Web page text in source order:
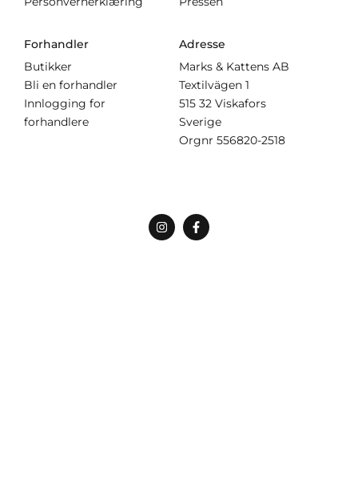
Forhandler
Butikker
Bli en forhandler
Innlogging for
forhandlere
Adresse
Marks & Kattens AB
Textilvägen 1
515 32 Viskafors
Sverige
Orgnr 556820-2518